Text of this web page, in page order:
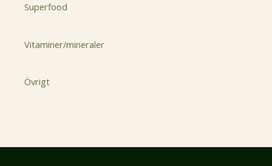
Superfood
Vitaminer/mineraler
Övrigt